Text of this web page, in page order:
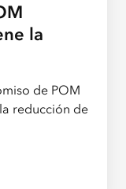
la
de POM
reducción de